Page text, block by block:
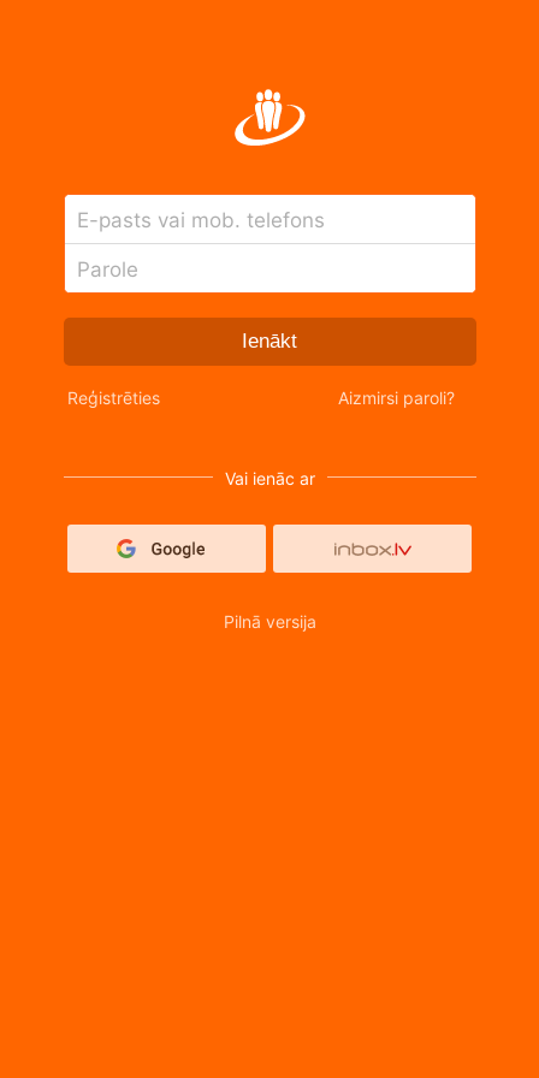
E-pasts vai mob. telefons
Parole
Ienākt
Reģistrēties Aizmirsi paroli?
Vai ienāc ar
Pilnā versija